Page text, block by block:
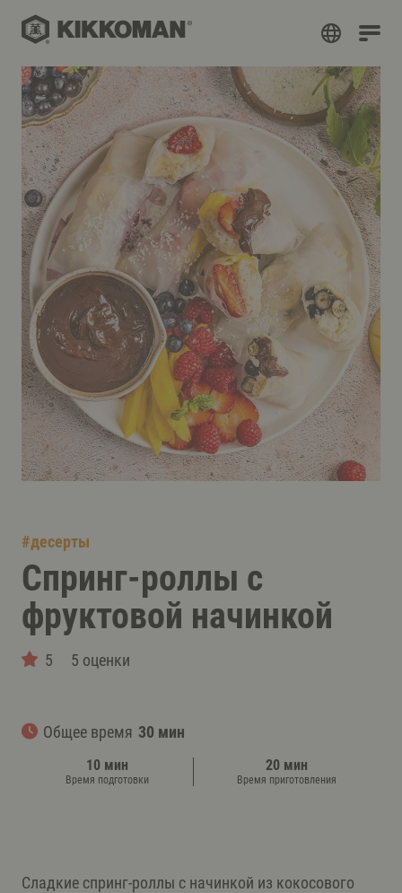
#десерты
Спринг-роллы с
фруктовой начинкой
5 5 оценки
Общее время 30 мин
10 мин
Время подготовки
20 мин
Время приготовления
Сладкие спринг-роллы с начинкой из кокосового